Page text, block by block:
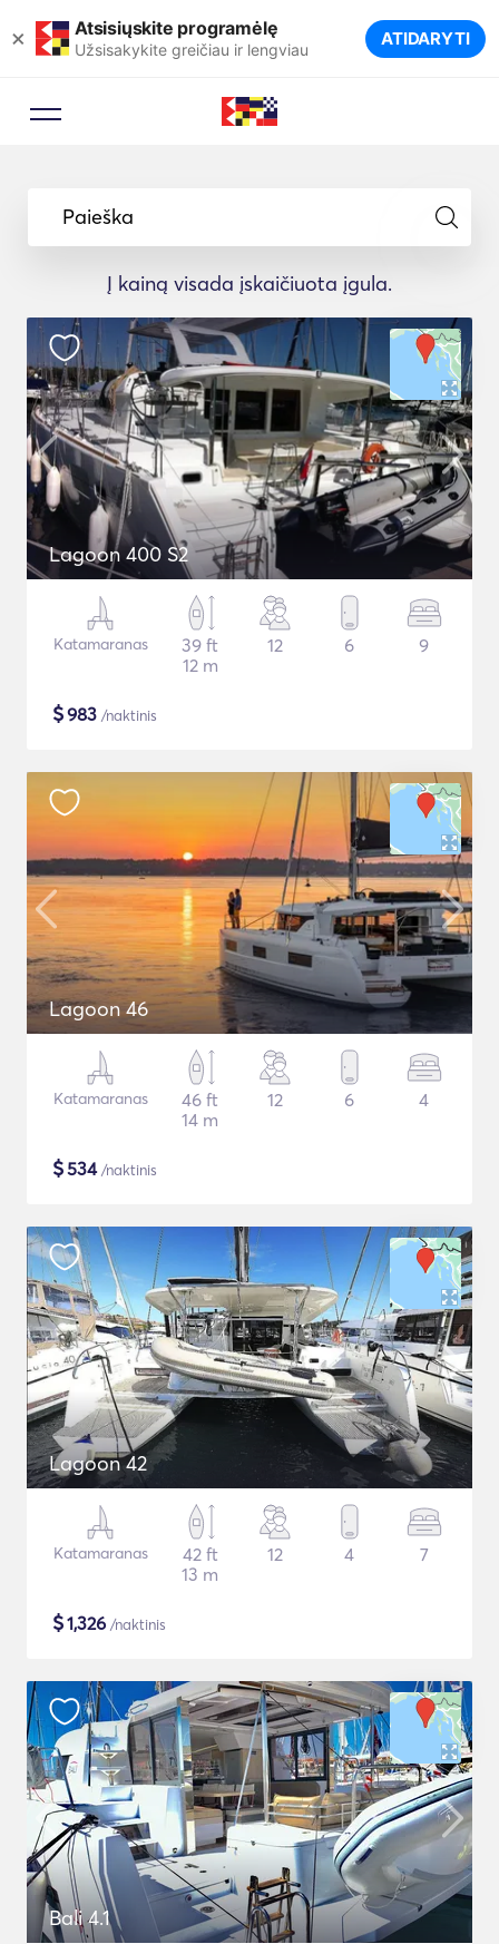
× Atsisiųskite programėlę
Užsisakykite greičiau ir lengviau ATIDARYTI
Paieška
Į kainą visada įskaičiuota įgula.
Lagoon 400 S2
Katamaranas
39 ft
12 m
12 6 9
$983 /naktinis
Lagoon 46
Katamaranas
46 ft
14 m
12 6 4
$534/naktinis
Lagoon 42
Katamaranas
42 ft
13 m
12 4 7
$1,326 /naktinis
Bali 4.1